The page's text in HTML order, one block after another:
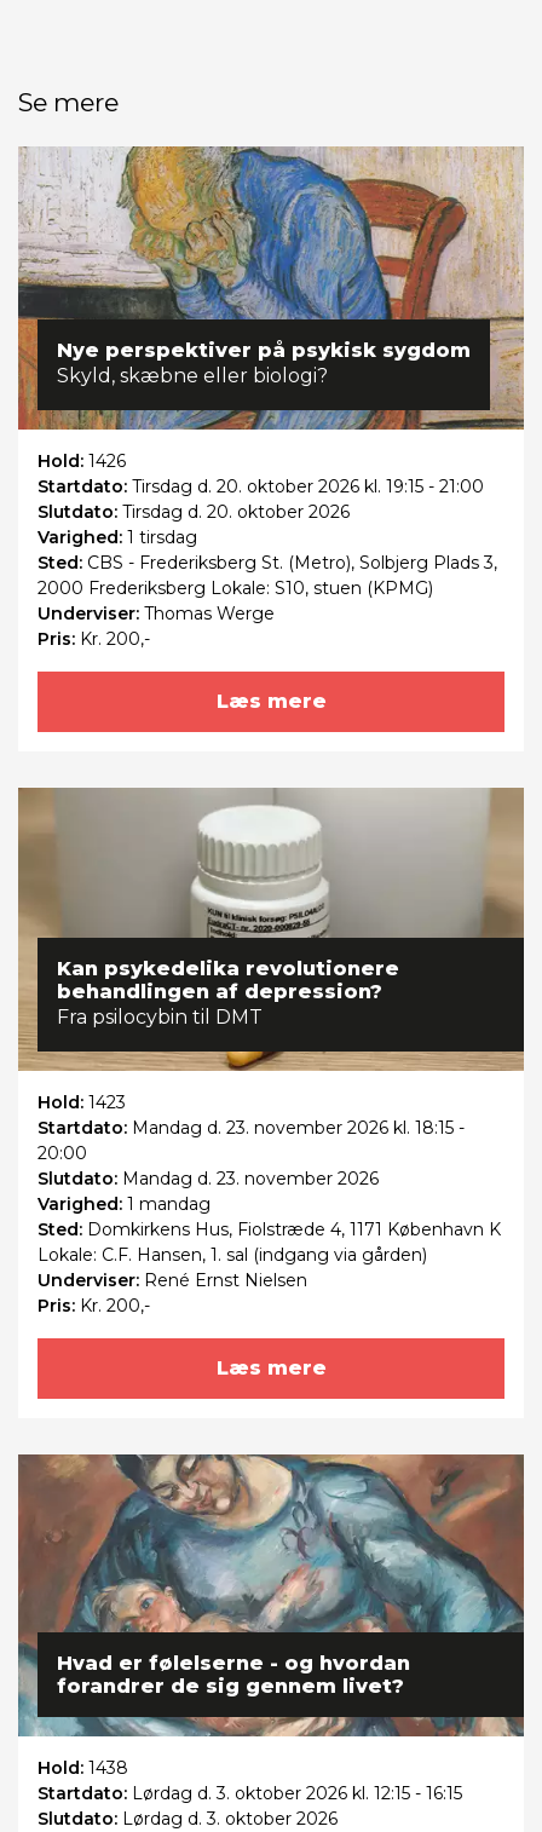
Se mere
Nye perspektiver på psykisk sygdom
Skyld, skæbne eller biologi?
Hold: 1426
Startdato: Tirsdag d. 20. oktober 2026 kl. 19:15 - 21:00
Slutdato: Tirsdag d. 20. oktober 2026
Varighed: 1 tirsdag
Sted: CBS - Frederiksberg St. (Metro), Solbjerg Plads 3,
2000 Frederiksberg Lokale: S10, stuen (KPMG)
Underviser: Thomas Werge
Pris: Kr. 200,-
Læs mere
Kan psykedelika revolutionere
behandlingen af depression?
Fra psilocybin til DMT
Hold: 1423
Startdato: Mandag d. 23. november 2026 kl. 18:15 -
20:00
Slutdato: Mandag d. 23. november 2026
Varighed: 1 mandag
Sted: Domkirkens Hus, Fiolstræde 4, 1171 København K
Lokale: C.F. Hansen, 1. sal (indgang via gården)
Underviser: René Ernst Nielsen
Pris: Kr. 200,-
Læs mere
Hvad er følelserne - og hvordan
forandrer de sig gennem livet?
Hold: 1438
Startdato: Lørdag d. 3. oktober 2026 kl. 12:15 - 16:15
Slutdato: Lørdag d. 3. oktober 2026